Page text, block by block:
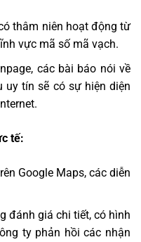
thâm niên hoạt động từ
vực mã số mã vạch.
các bài báo nói về
uy tín sẽ có sự hiện diện
tế:
Google Maps, các diễn
đánh giá chi tiết, có hình
ty phản hồi các nhận